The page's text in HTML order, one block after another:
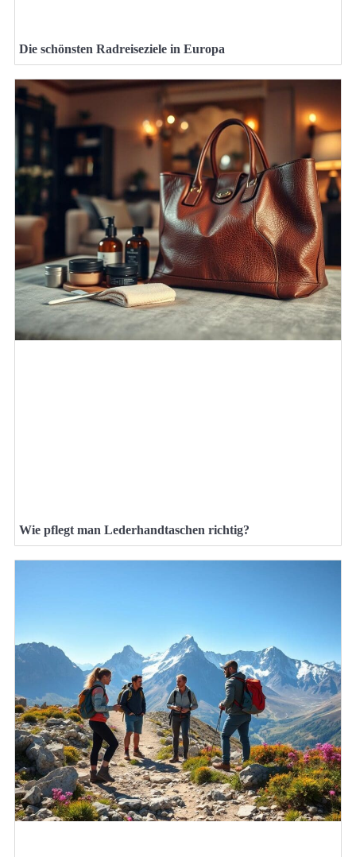
Die schönsten Radreiseziele in Europa
Wie pflegt man Lederhandtaschen richtig?